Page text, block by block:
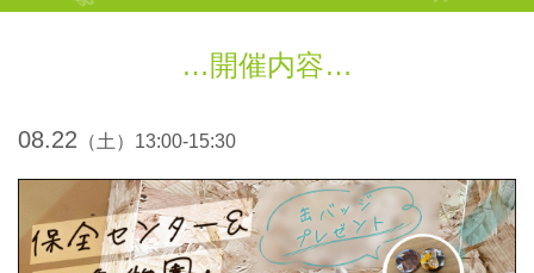
開催内容
08.22 （土）13:00-15:30